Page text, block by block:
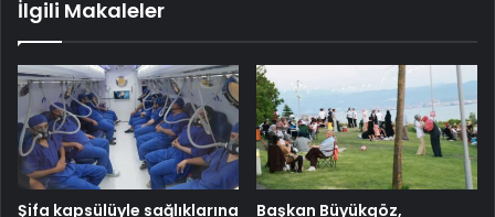
İlgili Makaleler
Şifa kapsülüyle sağlıklarına
Başkan Büyükgöz,